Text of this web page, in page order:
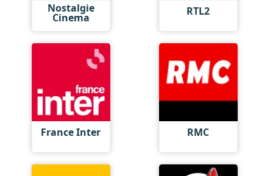
Nostalgie
Cinema RTL2
France Inter RMC